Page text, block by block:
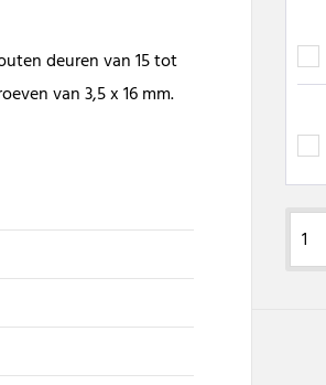
deuren van 15 tot
van 3,5 x 16 mm.